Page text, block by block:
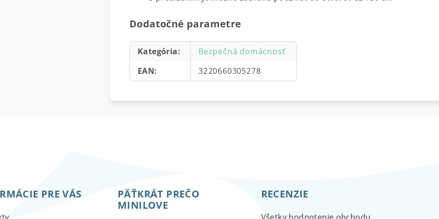
Dodatočné parametre
Kategória:
Bezpečná domácnosť
EAN: 3220660305278
PRE VÁS
PÄŤKRÁT PREČO
MINILOVE
RECENZIE